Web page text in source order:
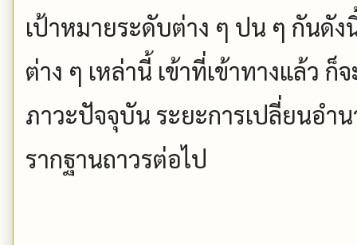
เป้าหมายระดับต่าง ๆ ปน ๆ กันดั
ต่าง ๆ เหล่านี้ เข้าที่เข้าทางแล้ว ก็
ภาวะปัจจุบัน ระยะการเปลี่ยนอำ
รากฐานถาวรต่อไป